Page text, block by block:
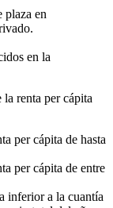
plaza en
en la
renta per cápita
per cápita de hasta
per cápita de entre
inferior a la cuantía